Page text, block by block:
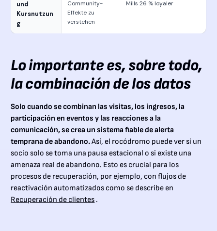
und
Kursnutzun
g
Community-
Effekte zu
verstehen
Mills 26 % loyaler
Lo importante es, sobre todo,
la combinación de los datos
Solo cuando se combinan las visitas, los ingresos, la
participación en eventos y las reacciones a la
comunicación, se crea un sistema fiable de alerta
temprana de abandono.Así, el rocódromo puede ver si un
socio solo se toma una pausa estacional o si existe una
amenaza real de abandono. Esto es crucial para los
procesos de recuperación, por ejemplo, con flujos de
reactivación automatizados como se describe en
Recuperación de clientes .